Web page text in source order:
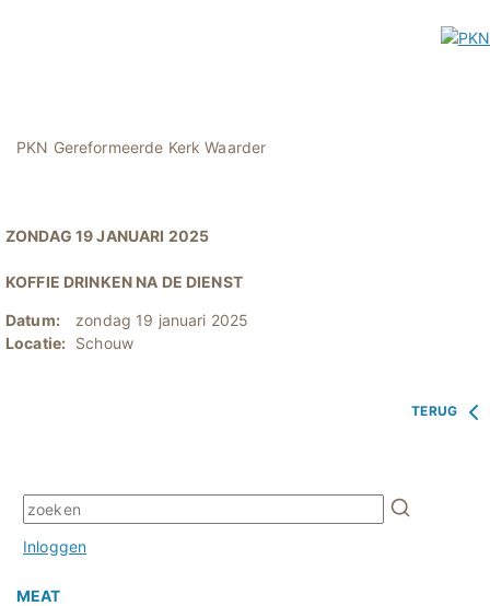
PKN Gereformeerde Kerk Waarder
ZONDAG 19 JANUARI 2025
KOFFIE DRINKEN NA DE DIENST
Datum:
zondag 19 januari 2025
Locatie: Schouw
TERUG
Inloggen
MEAT